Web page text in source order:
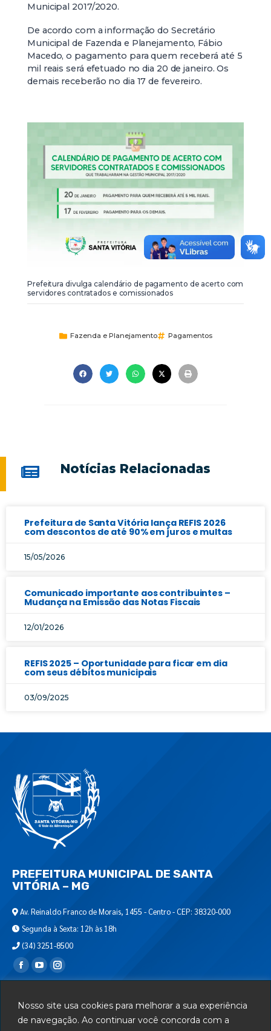
Nosso site usa cookies para melhorar a sua experiência
de navegação. Ao continuar você concorda com a
Municipal 2017/2020.
De acordo com a informação do Secretário
Municipal de Fazenda e Planejamento, Fábio
Macedo, o pagamento para quem receberá até 5
mil reais será efetuado no dia 20 de janeiro. Os
demais receberão no dia 17 de fevereiro.
Prefeitura divulga calendário de pagamento de acerto com
servidores contratados e comissionados
Fazenda e Planejamento Pagamentos
Notícias Relacionadas
Prefeitura de Santa Vitória lança REFIS 2026
com descontos de até 90% em juros e multas
15/05/2026
Comunicado importante aos contribuintes –
Mudança na Emissão das Notas Fiscais
12/01/2026
REFIS 2025 – Oportunidade para ficar em dia
com seus débitos municipais
03/09/2025
PREFEITURA MUNICIPAL DE SANTA
VITÓRIA – MG
Av. Reinaldo Franco de Morais, 1455 - Centro - CEP: 38320-000
Segunda à Sexta: 12h às 18h
(34) 3251-8500
Encontre-nos em:
Departamento de T.I.